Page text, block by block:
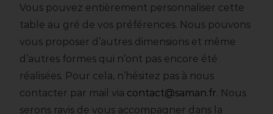
Vous pouvez entièrement personnaliser cette
table au gré de vos préférences. Nous pouvons
vous proposer d’autres dimensions et même
d’autres formes qui n’ont pas encore été
réalisées. Pour cela, n’hésitez pas à nous
contacter par mail via contact@saman.fr. Nous
serons ravis de vous accompagner dans la